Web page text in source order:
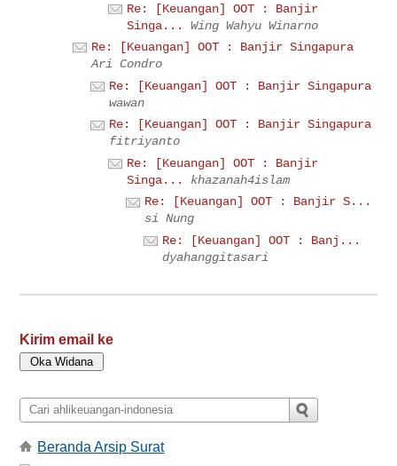
Re: [Keuangan] OOT : Banjir
Singa...
Wing Wahyu Winarno
Re: [Keuangan] OOT : Banjir Singapura
Ari Condro
Re: [Keuangan] OOT : Banjir Singapura
wawan
Re: [Keuangan] OOT : Banjir Singapura
fitriyanto
Re: [Keuangan] OOT : Banjir
Singa...
khazanah4islam
Re: [Keuangan] OOT : Banjir S...
si Nung
Re: [Keuangan] OOT : Banj...
dyahanggitasari
Kirim email ke
Beranda Arsip Surat